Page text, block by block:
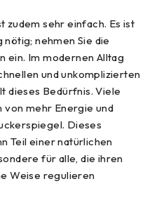
zudem sehr einfach. Es ist
nehmen Sie die
ein. Im modernen Alltag
und unkomplizierten
dieses Bedürfnis. Viele
mehr Energie und
Dieses
Teil einer natürlichen
für alle, die ihren
Weise regulieren